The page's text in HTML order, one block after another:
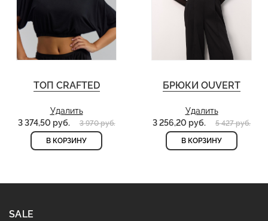
ТОП CRAFTED
Удалить
3 374,50 руб.
3 970 руб.
В КОРЗИНУ
БРЮКИ OUVERT
Удалить
3 256,20 руб.
5 427 руб.
В КОРЗИНУ
SALE